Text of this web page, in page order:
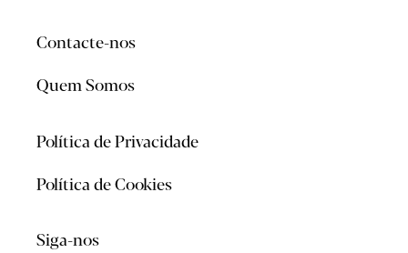
Contacte-nos
Quem Somos
Política de Privacidade
Política de Cookies
Siga-nos